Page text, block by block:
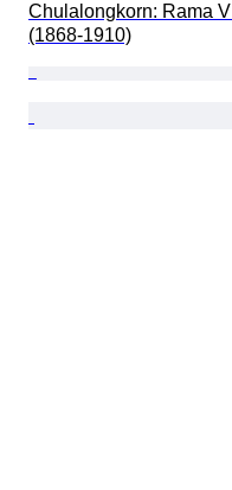
Chulalongkorn: Rama V
(1868-1910)